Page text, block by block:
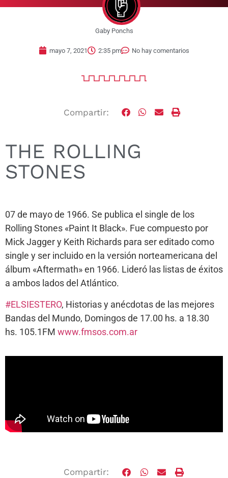
Gaby Ponchs
mayo 7, 2021 2:35 pm No hay comentarios
Compartir:
THE ROLLING
STONES
07 de mayo de 1966. Se publica el single de los
Rolling Stones «Paint It Black». Fue compuesto por
Mick Jagger y Keith Richards para ser editado como
single y ser incluido en la versión norteamericana del
álbum «Aftermath» en 1966. Lideró las listas de éxitos
a ambos lados del Atlántico.
#ELSIESTERO, Historias y anécdotas de las mejores
Bandas del Mundo, Domingos de 17.00 hs. a 18.30
hs. 105.1FM www.fmsos.com.ar
Compartir: